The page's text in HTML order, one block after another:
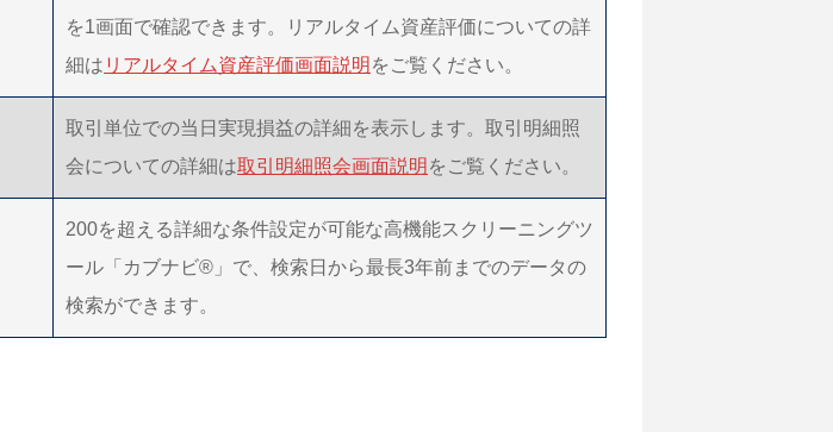
を1画面で確認できます。リアルタイム資産評価についての詳
細は リアルタイム資産評価画面説明 をご覧ください。
取引単位での当日実現損益の詳細を表示します。取引明細照
会についての詳細は取引明細照会画面説明 をご覧ください。
200を超える詳細な条件設定が可能な高機能スクリーニングツ
ール「カブナビ®」で、検索日から最長3年前までのデータの
検索ができます。